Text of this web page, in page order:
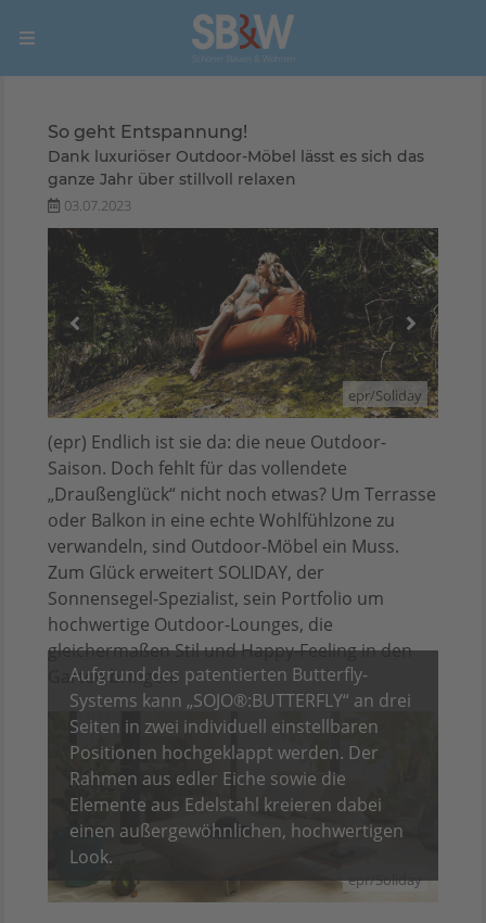
So geht Entspannung!
Dank luxuriöser Outdoor-Möbel lässt es sich das
ganze Jahr über stillvoll relaxen
03.07.2023
epr/Soliday
(epr) Endlich ist sie da: die neue Outdoor-
Saison. Doch fehlt für das vollendete
„Draußenglück“ nicht noch etwas? Um Terrasse
oder Balkon in eine echte Wohlfühlzone zu
verwandeln, sind Outdoor-Möbel ein Muss.
Zum Glück erweitert SOLIDAY, der
Sonnensegel-Spezialist, sein Portfolio um
hochwertige Outdoor-Lounges, die
gleichermaßen Stil und Happy-Feeling in den
Garten bringen.
epr/Soliday
Aufgrund des patentierten Butterfly-
Systems kann „SOJO®:BUTTERFLY“ an drei
Seiten in zwei individuell einstellbaren
Positionen hochgeklappt werden. Der
Rahmen aus edler Eiche sowie die
Elemente aus Edelstahl kreieren dabei
einen außergewöhnlichen, hochwertigen
Look.